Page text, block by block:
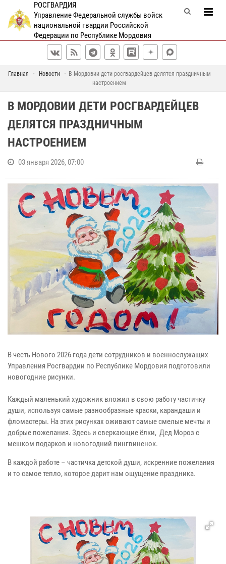
РОСГВАРДИЯ
Управление Федеральной службы войск
национальной гвардии Российской
Федерации по Республике Мордовия
Главная Новости
В Мордовии дети росгвардейцев делятся праздничным
настроением
В МОРДОВИИ ДЕТИ РОСГВАРДЕЙЦЕВ
ДЕЛЯТСЯ ПРАЗДНИЧНЫМ
НАСТРОЕНИЕМ
03 января 2026, 07:00
В честь Нового 2026 года дети сотрудников и военнослужащих
Управления Росгвардии по Республике Мордовия подготовили
новогодние рисунки.
Каждый маленький художник вложил в свою работу частичку
души, используя самые разнообразные краски, карандаши и
фломастеры. На этих рисунках оживают самые смелые мечты и
добрые пожелания. Здесь и сверкающие ёлки, Дед Мороз с
мешком подарков и новогодний пингвиненок.
В каждой работе – частичка детской души, искренние пожелания
и то самое тепло, которое дарит нам ощущение праздника.